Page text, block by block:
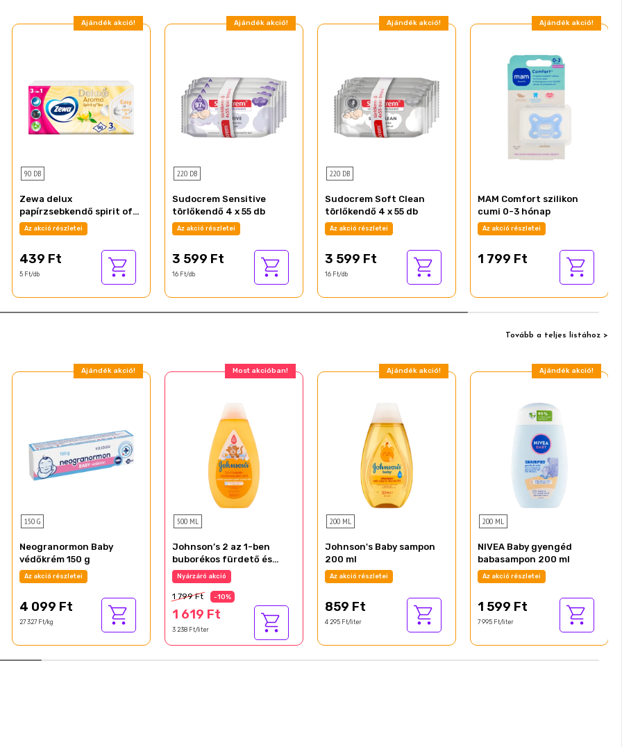
Ajándék akció!
90 DB
Zewa delux
papírzsebkendő spirit of
tea 3 rétegű 90 db
Az akció részletei
439 Ft
5 Ft/db
Ajándék akció!
220 DB
Sudocrem Sensitive
törlőkendő 4 x 55 db
Az akció részletei
3 599 Ft
16 Ft/db
Ajándék akció!
220 DB
Sudocrem Soft Clean
törlőkendő 4 x 55 db
Az akció részletei
3 599 Ft
16 Ft/db
Ajándék akció!
MAM Comfort szilikon
cumi 0-3 hónap
Az akció részletei
1 799 Ft
Tovább a teljes listához >
Ajándék akció!
150 G
Neogranormon Baby
védőkrém 150 g
Az akció részletei
4 099 Ft
27 327 Ft/kg
Most akcióban!
500 ML
Johnson’s 2 az 1-ben
buborékos fürdető és
tusfürdő gyermekeknek
500 ml
Nyárzáró akció
1 799 Ft -10%
1 619 Ft
3 238 Ft/liter
Ajándék akció!
200 ML
Johnson's Baby sampon
200 ml
Az akció részletei
859 Ft
4 295 Ft/liter
Ajándék akció!
200 ML
NIVEA Baby gyengéd
babasampon 200 ml
Az akció részletei
1 599 Ft
7 995 Ft/liter